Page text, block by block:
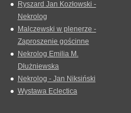
Ryszard Jan Kozłowski -
Nekrolog
Malczewski w plenerze -
Zaproszenie gościnne
Nekrolog Emilia M.
Dłużniewska
Nekrolog - Jan Niksiński
Wystawa Eclectica